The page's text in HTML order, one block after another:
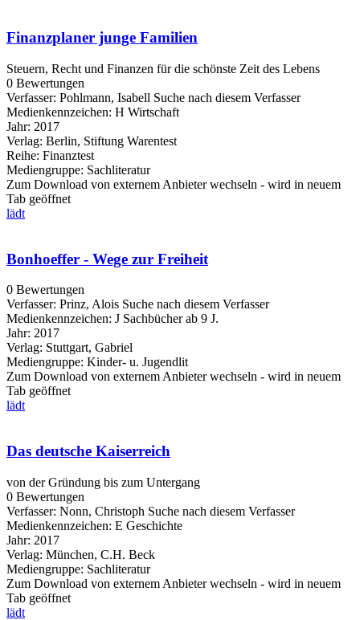
Finanzplaner junge Familien
Steuern, Recht und Finanzen für die schönste Zeit des Lebens
0 Bewertungen
Verfasser: Pohlmann, Isabell Suche nach diesem Verfasser
Medienkennzeichen: H Wirtschaft
Jahr: 2017
Verlag: Berlin, Stiftung Warentest
Reihe: Finanztest
Mediengruppe: Sachliteratur
Zum Download von externem Anbieter wechseln - wird in neuem
Tab geöffnet
lädt
Bonhoeffer - Wege zur Freiheit
0 Bewertungen
Verfasser: Prinz, Alois Suche nach diesem Verfasser
Medienkennzeichen: J Sachbücher ab 9 J.
Jahr: 2017
Verlag: Stuttgart, Gabriel
Mediengruppe: Kinder- u. Jugendlit
Zum Download von externem Anbieter wechseln - wird in neuem
Tab geöffnet
lädt
Das deutsche Kaiserreich
von der Gründung bis zum Untergang
0 Bewertungen
Verfasser: Nonn, Christoph Suche nach diesem Verfasser
Medienkennzeichen: E Geschichte
Jahr: 2017
Verlag: München, C.H. Beck
Mediengruppe: Sachliteratur
Zum Download von externem Anbieter wechseln - wird in neuem
Tab geöffnet
lädt